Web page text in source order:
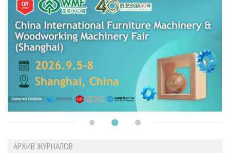
АРХИВ ЖУРНАЛОВ